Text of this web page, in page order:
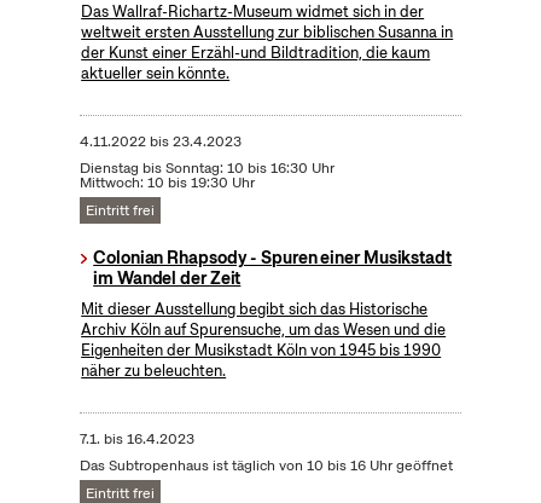
Das Wallraf-Richartz-Museum widmet sich in der
weltweit ersten Ausstellung zur biblischen Susanna in
der Kunst einer Erzähl-und Bildtradition, die kaum
aktueller sein könnte.
4.11.2022bis23.4.2023
Dienstag bis Sonntag: 10 bis 16:30 Uhr
Mittwoch: 10 bis 19:30 Uhr
Eintritt frei
Colonian Rhapsody - Spuren einer Musikstadt
im Wandel der Zeit
Mit dieser Ausstellung begibt sich das Historische
Archiv Köln auf Spurensuche, um das Wesen und die
Eigenheiten der Musikstadt Köln von 1945 bis 1990
näher zu beleuchten.
7.1. bis16.4.2023
Das Subtropenhaus ist täglich von 10 bis 16 Uhr geöffnet
Eintritt frei